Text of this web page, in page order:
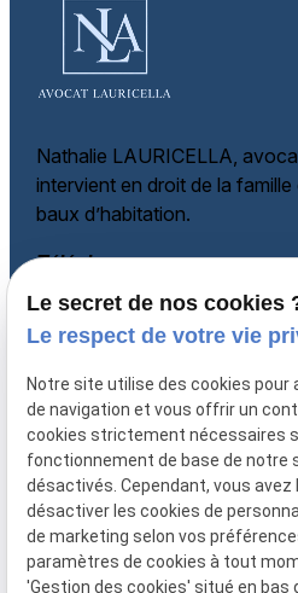
Nathalie LAURICELLA,
intervient en droit de la famille
baux d’habitation.
Téléphone
06 60 87 60 97
Adresse
135 rue Paradis
13006 MARSEILLE
Horaires
Lundi - Vendredi
08:30-12:00, 14:00-18:00
Le secret de nos cookies
Le respect de votre vie
Notre site utilise des cookies pour
de navigation et vous offrir un
cookies strictement nécessaires
fonctionnement de base de notre
désactivés. Cependant, vous avez
désactiver les cookies de
de marketing selon vos
paramètres de cookies à tout
'Gestion des cookies' situé en bas